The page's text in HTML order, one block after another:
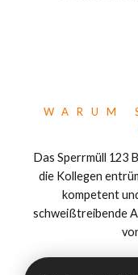
WARUM
Das Sperrmüll 123
die Kollegen
kompetent
schweißtreibende